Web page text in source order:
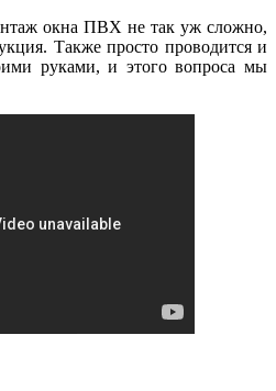
окна ПВХ не так уж сложно,
Также просто проводится и
руками, и этого вопроса мы